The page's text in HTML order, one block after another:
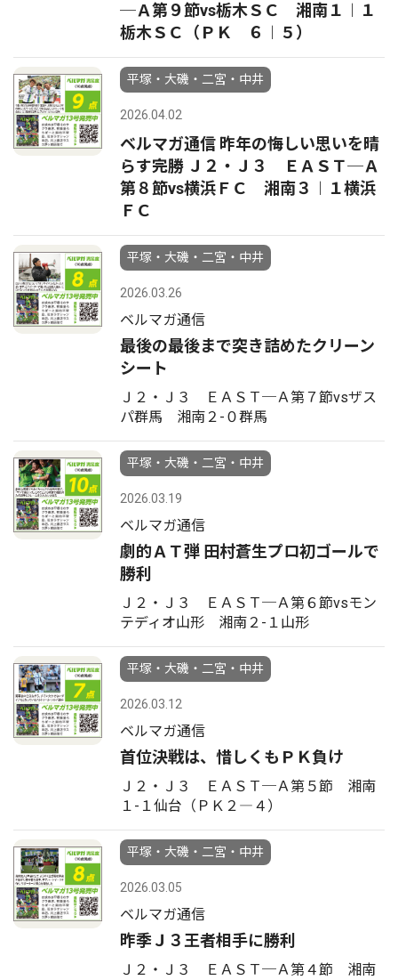
─Ａ第９節vs栃木ＳＣ 湘南１︱１
栃木ＳＣ（ＰＫ ６︱５）
平塚・大磯・二宮・中井
2026.04.02
ベルマガ通信 昨年の悔しい思いを晴
らす完勝 Ｊ２・Ｊ３ ＥＡＳＴ─Ａ
第８節vs横浜ＦＣ 湘南３︱１横浜
ＦＣ
平塚・大磯・二宮・中井
2026.03.26
ベルマガ通信
最後の最後まで突き詰めたクリーン
シート
Ｊ２・Ｊ３ ＥＡＳＴ─Ａ第７節vsザス
パ群馬 湘南２-０群馬
平塚・大磯・二宮・中井
2026.03.19
ベルマガ通信
劇的ＡＴ弾 田村蒼生プロ初ゴールで
勝利
Ｊ２・Ｊ３ ＥＡＳＴ─Ａ第６節vsモン
テディオ山形 湘南２-１山形
平塚・大磯・二宮・中井
2026.03.12
ベルマガ通信
首位決戦は、惜しくもＰＫ負け
Ｊ２・Ｊ３ ＥＡＳＴ─Ａ第５節 湘南
１-１仙台（ＰＫ２―４）
平塚・大磯・二宮・中井
2026.03.05
ベルマガ通信
昨季Ｊ３王者相手に勝利
Ｊ２・Ｊ３ ＥＡＳＴ─Ａ第４節 湘南